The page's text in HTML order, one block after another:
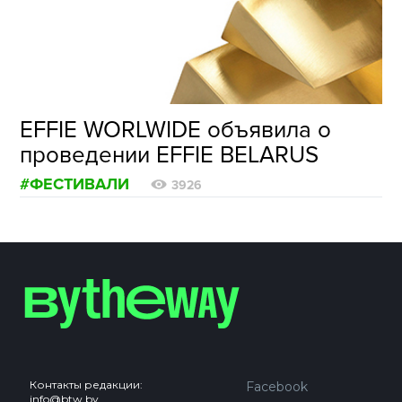
EFFIE WORLWIDE объявила о
проведении EFFIE BELARUS
#ФЕСТИВАЛИ 3926
Контакты редакции:
info@btw.by
Facebook
ФОТОГРАФИЯ
ТИПОГРАФИКА
ИСТОРИИ БРЕНДОВ
О ПРОЕКТЕ
РЕКЛАМА